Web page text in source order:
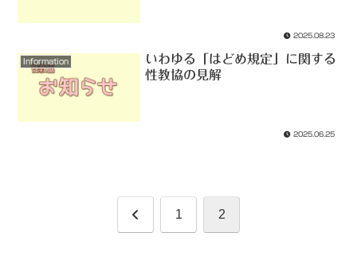
2025.08.23
Information
いわゆる「はどめ規定」に関する
性教協の見解
2025.06.25
前 1 2